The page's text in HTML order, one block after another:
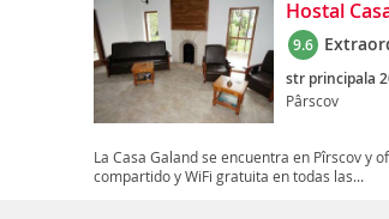
Hostal
9.6
str principala
Pârscov
La Casa Galand se encuentra en Pîrscov y
compartido y WiFi gratuita en todas las...